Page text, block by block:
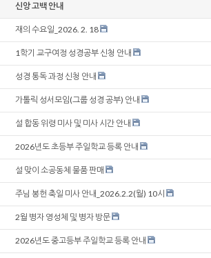
신앙 고백 안내
재의 수요일_2026. 2. 18
1학기 교구여정 성경공부 신청 안내
성경 통독 과정 신청 안내
가톨릭 성서모임(그룹 성경 공부) 안내
설 합동 위령 미사 및 미사 시간 안내
2026년도 초등부 주일학교 등록 안내
설 맞이 소공동체 물품 판매
주님 봉헌 축일 미사 안내_2026.2.2(월) 10시
2월 병자 영성체 및 병자 방문
2026년도 중고등부 주일학교 등록 안내